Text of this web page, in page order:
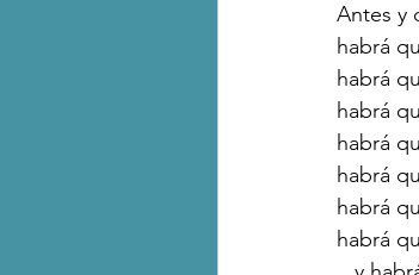
Antes y
habrá
habrá
habrá
habrá
habrá
habrá
habrá